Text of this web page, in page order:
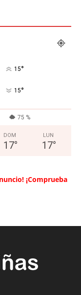
15°
15°
75 %
DOM
17°
LUN
17°
¡Comprueba